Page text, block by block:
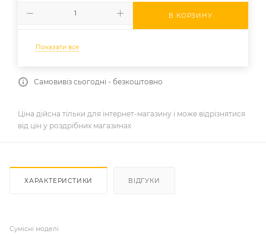
В КОРЗИНУ
Показати все
Самовивіз сьогодні - безкоштовно
Ціна дійсна тільки для інтернет-магазину і може відрізнятися
від цін у роздрібних магазинах
ХАРАКТЕРИСТИКИ ВІДГУКИ
Сумісні моделі